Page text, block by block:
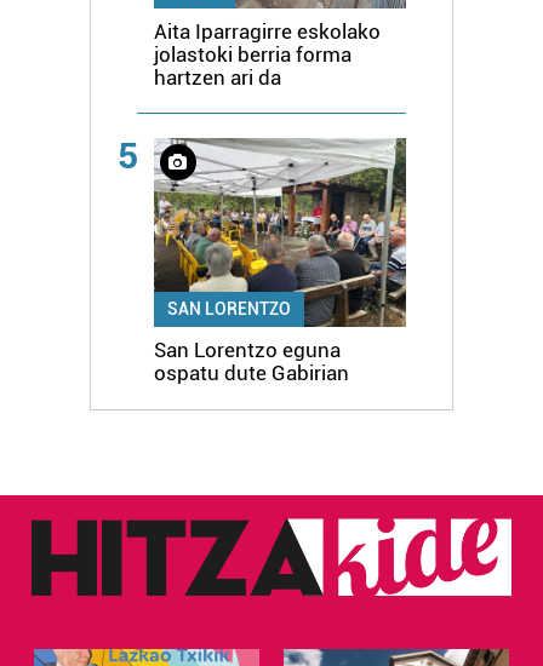
Aita Iparragirre eskolako
jolastoki berria forma
hartzen ari da
5
SAN LORENTZO
San Lorentzo eguna
ospatu dute Gabirian